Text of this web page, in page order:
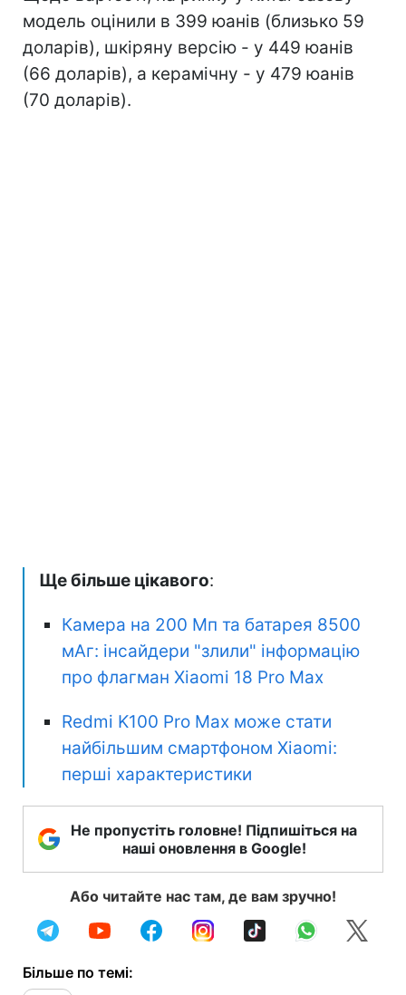
модель оцінили в 399 юанів (близько 59
доларів), шкіряну версію - у 449 юанів
(66 доларів), а керамічну - у 479 юанів
(70 доларів).
Ще більше цікавого:
Камера на 200 Мп та батарея 8500
мАг: інсайдери "злили" інформацію
про флагман Xiaomi 18 Pro Max
Redmi K100 Pro Max може стати
найбільшим смартфоном Xiaomi:
перші характеристики
Не пропустіть головне! Підпишіться на
наші оновлення в Google!
Або читайте нас там, де вам зручно!
Більше по темі: